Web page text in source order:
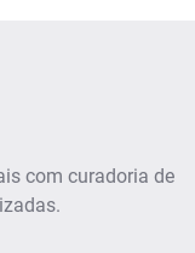
com curadoria de